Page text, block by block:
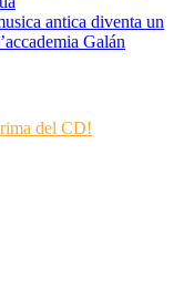
antica diventa un
Galán
del CD!